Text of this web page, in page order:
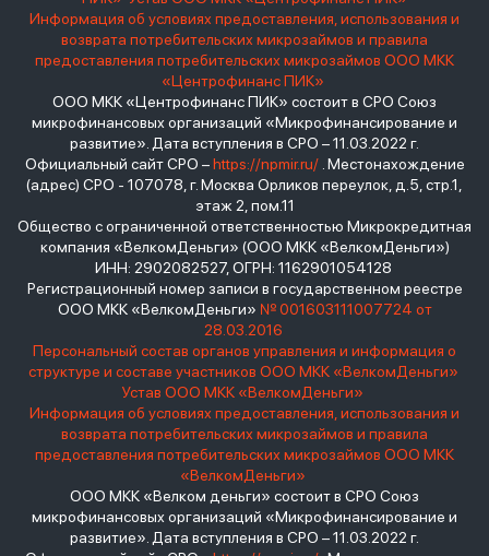
Информация об условиях предоставления, использования и
возврата потребительских микрозаймов и правила
предоставления потребительских микрозаймов ООО МКК
«Центрофинанс ПИК»
ООО МКК «Центрофинанс ПИК» состоит в СРО Союз
микрофинансовых организаций «Микрофинансирование и
развитие». Дата вступления в СРО – 11.03.2022 г.
Официальный сайт СРО –https://npmir.ru/. Местонахождение
(адрес) СРО - 107078, г. Москва Орликов переулок, д.5, стр.1,
этаж 2, пом.11
Общество с ограниченной ответственностью Микрокредитная
компания «ВелкомДеньги» (ООО МКК «ВелкомДеньги»)
ИНН: 2902082527, ОГРН: 1162901054128
Регистрационный номер записи в государственном реестре
ООО МКК «ВелкомДеньги» № 001603111007724 от
28.03.2016
Персональный состав органов управления и информация о
структуре и составе участников ООО МКК «ВелкомДеньги»
Устав ООО МКК «ВелкомДеньги»
Информация об условиях предоставления, использования и
возврата потребительских микрозаймов и правила
предоставления потребительских микрозаймов ООО МКК
«ВелкомДеньги»
ООО МКК «Велком деньги» состоит в СРО Союз
микрофинансовых организаций «Микрофинансирование и
развитие». Дата вступления в СРО – 11.03.2022 г.